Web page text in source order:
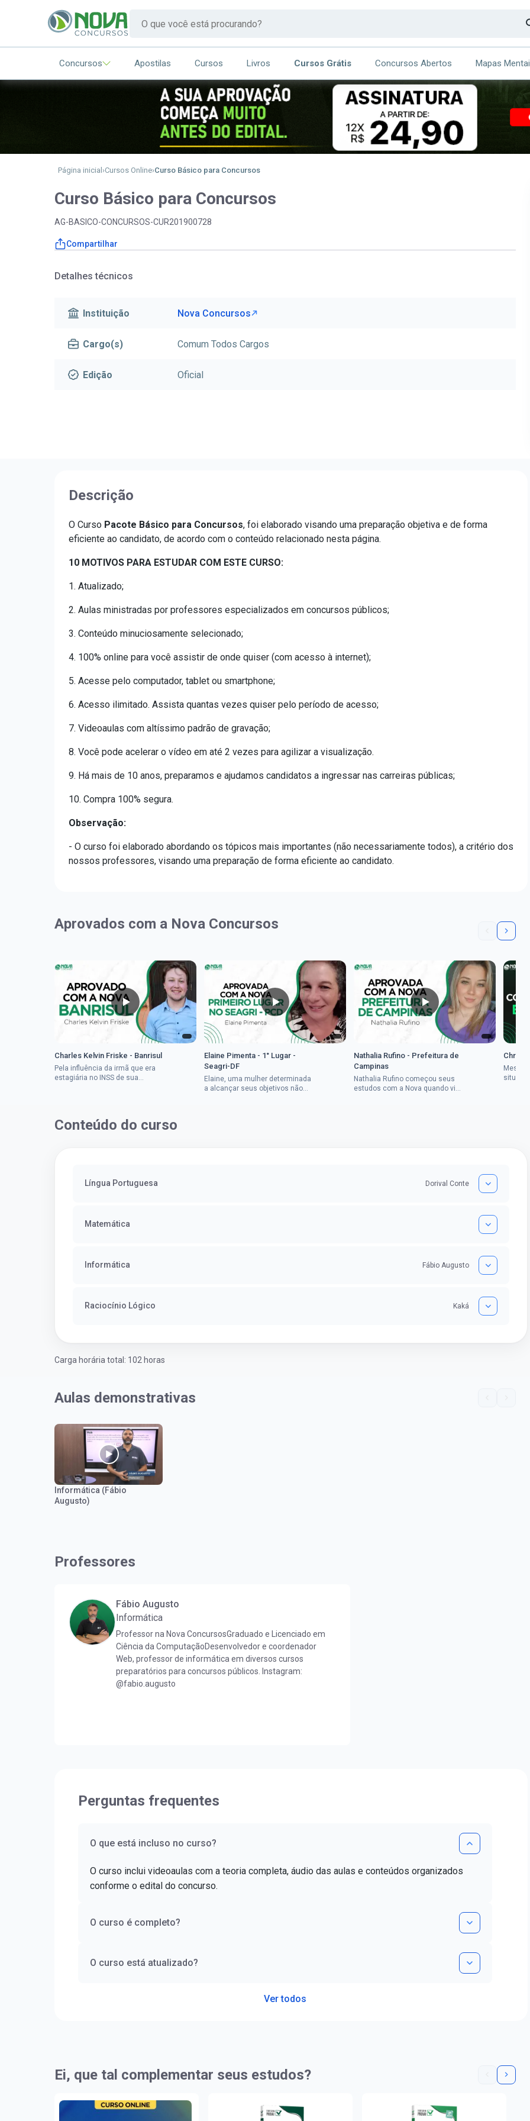
Concursos Apostilas Cursos Livros Cursos Grátis Concursos Abertos Mapas
Página inicial Cursos Online Curso Básico para Concursos
Curso Básico para Concursos
AG-BASICO-CONCURSOS-CUR201900728
Compartilhar
Detalhes técnicos
Instituição Nova Concursos
Cargo(s) Comum Todos Cargos
Edição Oficial
Descrição
O Curso Pacote Básico para Concursos, foi elaborado visando uma preparação objetiva e de forma
eficiente ao candidato, de acordo com o conteúdo relacionado nesta página.
10 MOTIVOS PARA ESTUDAR COM ESTE CURSO:
1. Atualizado;
2. Aulas ministradas por professores especializados em concursos públicos;
3. Conteúdo minuciosamente selecionado;
4. 100% online para você assistir de onde quiser (com acesso à internet);
5. Acesse pelo computador, tablet ou smartphone;
6. Acesso ilimitado. Assista quantas vezes quiser pelo período de acesso;
7. Videoaulas com altíssimo padrão de gravação;
8. Você pode acelerar o vídeo em até 2 vezes para agilizar a visualização.
9. Há mais de 10 anos, preparamos e ajudamos candidatos a ingressar nas carreiras públicas;
10. Compra 100% segura.
Observação:
- O curso foi elaborado abordando os tópicos mais importantes (não necessariamente todos), a critério dos
nossos professores, visando uma preparação de forma eficiente ao candidato.
Aprovados com a Nova Concursos
Charles Kelvin Friske - Banrisul
Pela influência da irmã que era
estagiária no INSS de sua
Elaine Pimenta - 1° Lugar -
Seagri-DF
Elaine, uma mulher determinada
a alcançar seus objetivos não
Nathalia Rufino - Prefeitura de
Campinas
Nathalia Rufino começou seus
estudos com a Nova quando viu
Mesmo
Conteúdo do curso
Língua Portuguesa Dorival Conte
Matemática
Informática Fábio Augusto
Raciocínio Lógico Kaká
Carga horária total: 102 horas
Aulas demonstrativas
Informática (Fábio
Augusto)
Professores
Fábio Augusto
Informática
Professor na Nova ConcursosGraduado e Licenciado em
Ciência da ComputaçãoDesenvolvedor e coordenador
Web, professor de informática em diversos cursos
preparatórios para concursos públicos. Instagram:
@fabio.augusto
Perguntas frequentes
O que está incluso no curso?
O curso inclui videoaulas com a teoria completa, áudio das aulas e conteúdos organizados
conforme o edital do concurso.
O curso é completo?
O curso está atualizado?
Ver todos
Ei, que tal complementar seus estudos?